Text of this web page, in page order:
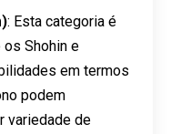
: Esta categoria é
os Shohin e
em termos
podem
variedade de